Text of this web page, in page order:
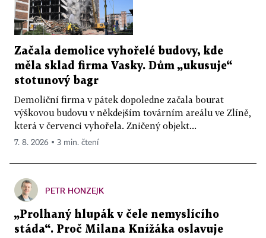
Začala demolice vyhořelé budovy, kde
měla sklad firma Vasky. Dům „ukusuje“
stotunový bagr
Demoliční firma v pátek dopoledne začala bourat
výškovou budovu v někdejším továrním areálu ve Zlíně,
která v červenci vyhořela. Zničený objekt...
7. 8. 2026 ▪ 3 min. čtení
PETR HONZEJK
„Prolhaný hlupák v čele nemyslícího
stáda“. Proč Milana Knížáka oslavuje